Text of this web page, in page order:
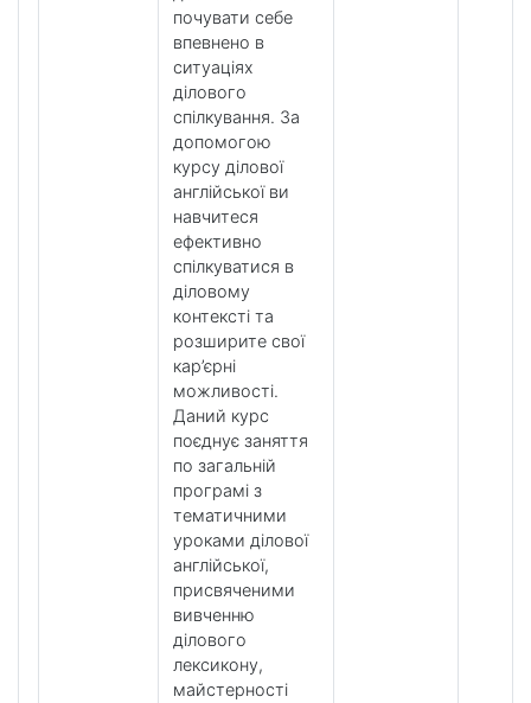
почувати себе
впевнено в
ситуаціях
ділового
спілкування. За
допомогою
курсу ділової
англійської ви
навчитеся
ефективно
спілкуватися в
діловому
контексті та
розширите свої
кар’єрні
можливості.
Даний курс
поєднує заняття
по загальній
програмі з
тематичними
уроками ділової
англійської,
присвяченими
вивченню
ділового
лексикону,
майстерності